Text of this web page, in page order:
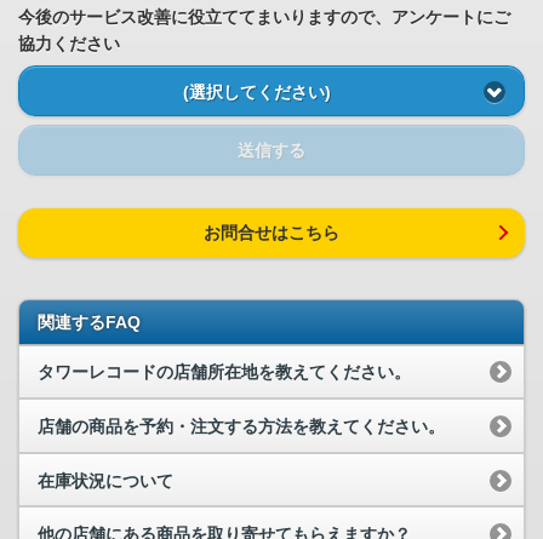
今後のサービス改善に役立ててまいりますので、アンケートにご
協力ください
(選択してください)
送信する
お問合せはこちら
関連するFAQ
タワーレコードの店舗所在地を教えてください。
店舗の商品を予約・注文する方法を教えてください。
在庫状況について
他の店舗にある商品を取り寄せてもらえますか？